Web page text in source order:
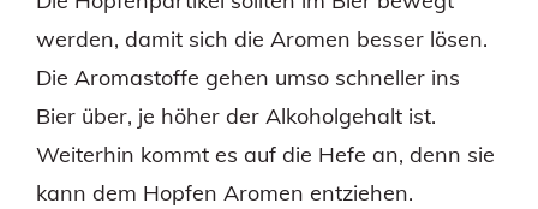
werden, damit sich die Aromen besser lösen.
Die Aromastoffe gehen umso schneller ins
Bier über, je höher der Alkoholgehalt ist.
Weiterhin kommt es auf die Hefe an, denn sie
kann dem Hopfen Aromen entziehen.